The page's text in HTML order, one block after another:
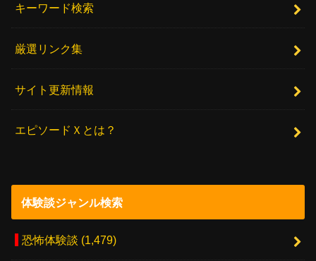
キーワード検索
厳選リンク集
サイト更新情報
エピソードＸとは？
体験談ジャンル検索
恐怖体験談 (1,479)